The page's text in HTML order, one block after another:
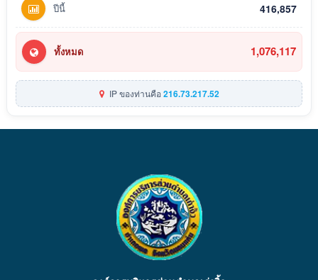
ปีนี้ 416,857
ทั้งหมด 1,076,117
IP ของท่านคือ216.73.217.52